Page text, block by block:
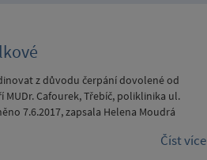
z důvodu čerpání dovolené od
MUDr. Cafourek, Třebíč, poliklinika ul.
7.6.2017, zapsala Helena Moudrá
Číst více